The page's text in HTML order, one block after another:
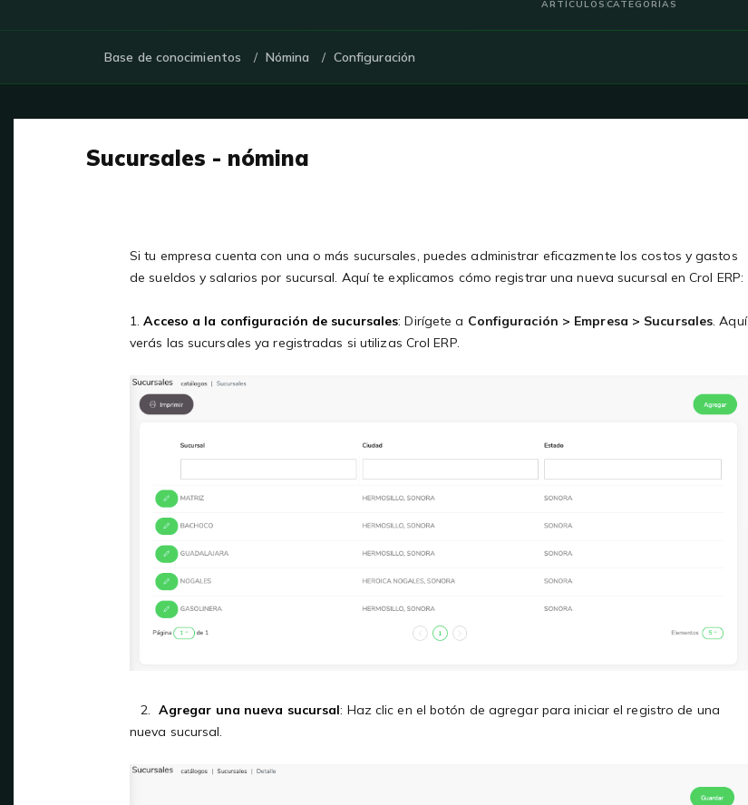
ARTÍCULOS CATEGORÍAS
Base de conocimientos Nómina Configuración
Sucursales - nómina
Si tu empresa cuenta con una o más sucursales, puedes administrar eficazmente los costos y gastos
de sueldos y salarios por sucursal. Aquí te explicamos cómo registrar una nueva sucursal en Crol ERP:
1.Acceso a la configuración de sucursales: Dirígete a Configuración > Empresa > Sucursales. Aquí
verás las sucursales ya registradas si utilizas Crol ERP.
2. Agregar una nueva sucursal: Haz clic en el botón de agregar para iniciar el registro de una
nueva sucursal.